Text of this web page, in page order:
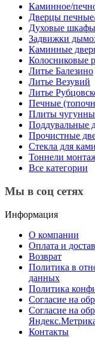
Каминное/
Дверцы
Духовые шкафы
Задвижки
Каминные
Колосниковые
Литье Балезино
Литье Везувий
Литье
Печные
Плиты
Поддувальные
Прочистные
Стекла для
Тоннели
Все категории
Мы в соц сетях
Информация
О компании
Оплата и
Возврат
Политика в
данных
Политика
Согласие на
Согласие на
Контакты